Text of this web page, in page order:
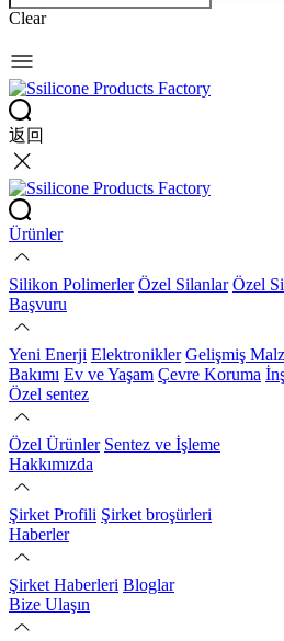
Clear
返回
Ürünler
Silikon Polimerler Özel Silanlar Özel
Başvuru
Yeni Enerji Elektronikler Gelişmiş
Bakımı Ev ve Yaşam Çevre Koruma
Özel sentez
Özel Ürünler Sentez ve İşleme
Hakkımızda
Şirket Profili Şirket broşürleri
Haberler
Şirket Haberleri Bloglar
Bize Ulaşın